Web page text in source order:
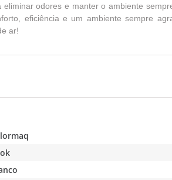
odores e manter o ambiente
eficiência e um ambiente sempre
ar!